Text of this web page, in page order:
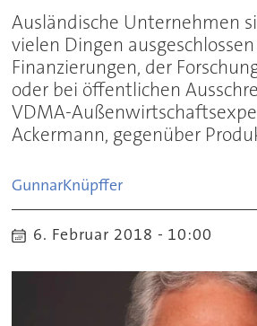
Ausländische Unternehmen
vielen Dingen
Finanzierungen, der
oder bei öffentlichen
VDMA-
Ackermann, gegenüber
GunnarKnüpffer
6. Februar 2018 - 10:00